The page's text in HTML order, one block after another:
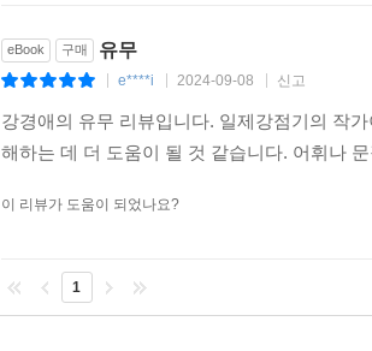
eBook 구매 유무
e****i 2024-09-08 신고
강경애의 유무 리뷰입니다. 일제강점기의 작
해하는 데 더 도움이 될 것 같습니다. 어휘나
이 리뷰가 도움이 되었나요?
1